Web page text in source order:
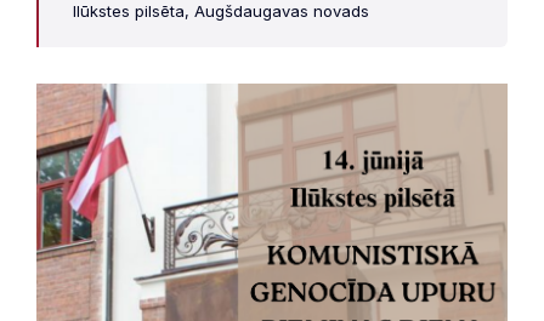
Ilūkstes pilsēta, Augšdaugavas novads